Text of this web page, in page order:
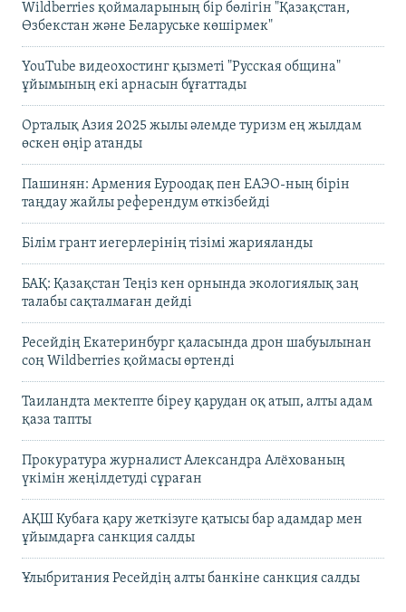
Wildberries қоймаларының бір бөлігін "Қазақстан,
Өзбекстан және Беларуське көшірмек"
YouTube видеохостинг қызметі "Русская община"
ұйымының екі арнасын бұғаттады
Орталық Азия 2025 жылы әлемде туризм ең жылдам
өскен өңір атанды
Пашинян: Армения Еуроодақ пен ЕАЭО-ның бірін
таңдау жайлы референдум өткізбейді
Білім грант иегерлерінің тізімі жарияланды
БАҚ: Қазақстан Теңіз кен орнында экологиялық заң
талабы сақталмаған дейді
Ресейдің Екатеринбург қаласында дрон шабуылынан
соң Wildberries қоймасы өртенді
Таиландта мектепте біреу қарудан оқ атып, алты адам
қаза тапты
Прокуратура журналист Александра Алёхованың
үкімін жеңілдетуді сұраған
АҚШ Кубаға қару жеткізуге қатысы бар адамдар мен
ұйымдарға санкция салды
Ұлыбритания Ресейдің алты банкіне санкция салды